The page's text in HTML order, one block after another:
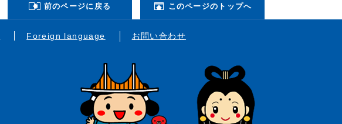
前のページに戻る このページのトップへ
Foreign language お問い合わせ